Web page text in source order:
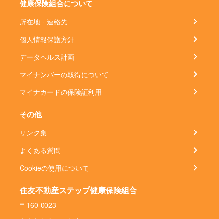
健康保険組合について
所在地・連絡先
個人情報保護方針
データヘルス計画
マイナンバーの取得について
マイナカードの保険証利用
その他
リンク集
よくある質問
Cookieの使用について
住友不動産ステップ健康保険組合
〒160-0023